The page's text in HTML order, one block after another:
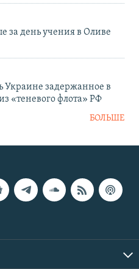
за день учения в Оливе
задержанное в
«теневого флота» РФ
БОЛЬШЕ